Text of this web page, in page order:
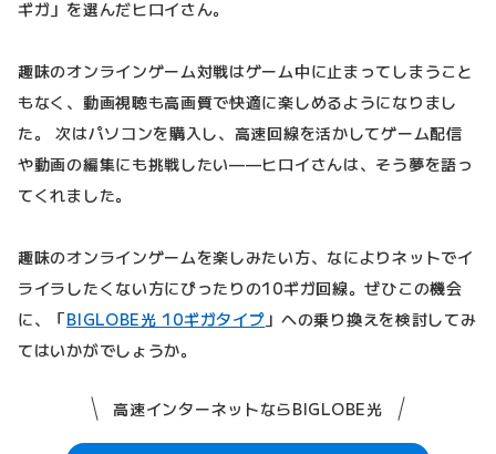
ギガ」を選んだヒロイさん。
趣味のオンラインゲーム対戦はゲーム中に止まってしまうこと
もなく、動画視聴も高画質で快適に楽しめるようになりまし
た。 次はパソコンを購入し、高速回線を活かしてゲーム配信
や動画の編集にも挑戦したい——ヒロイさんは、そう夢を語っ
てくれました。
趣味のオンラインゲームを楽しみたい方、なによりネットでイ
ライラしたくない方にぴったりの10ギガ回線。ぜひこの機会
に、「BIGLOBE光 10ギガタイプ 」への乗り換えを検討してみ
てはいかがでしょうか。
高速インターネットならBIGLOBE光